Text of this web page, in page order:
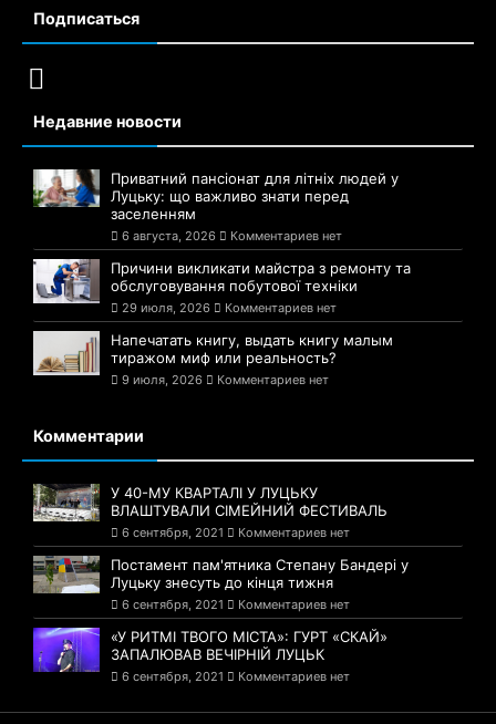
Подписаться
Недавние новости
Приватний пансіонат для літніх людей у
Луцьку: що важливо знати перед
заселенням
6 августа, 2026 Комментариев нет
Причини викликати майстра з ремонту та
обслуговування побутової техніки
29 июля, 2026 Комментариев нет
Напечатать книгу, выдать книгу малым
тиражом миф или реальность?
9 июля, 2026 Комментариев нет
Комментарии
У 40-МУ КВАРТАЛІ У ЛУЦЬКУ
ВЛАШТУВАЛИ СІМЕЙНИЙ ФЕСТИВАЛЬ
6 сентября, 2021 Комментариев нет
Постамент пам'ятника Степану Бандері у
Луцьку знесуть до кінця тижня
6 сентября, 2021 Комментариев нет
«У РИТМІ ТВОГО МІСТА»: ГУРТ «СКАЙ»
ЗАПАЛЮВАВ ВЕЧІРНІЙ ЛУЦЬК
6 сентября, 2021 Комментариев нет